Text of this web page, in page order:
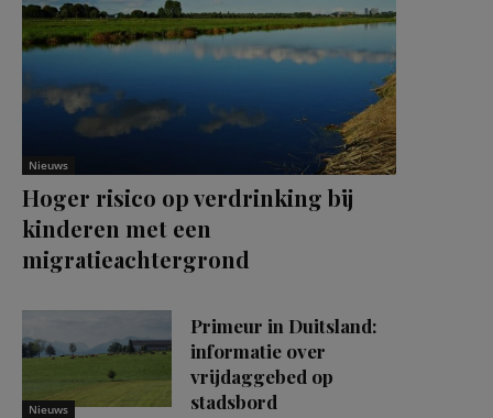
Nieuws
Hoger risico op verdrinking bij
kinderen met een
migratieachtergrond
Nieuws
Primeur in Duitsland:
informatie over
vrijdaggebed op
stadsbord